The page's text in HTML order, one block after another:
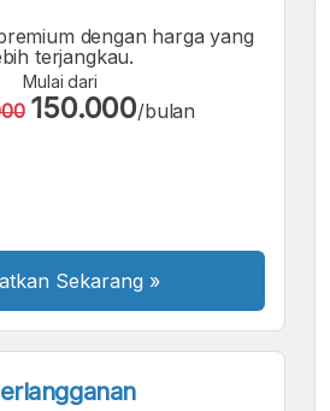
Font
Sedang
Font
Besar
dengan harga yang
terjangkau.
Mulai dari
150.000/bulan
Sekarang »